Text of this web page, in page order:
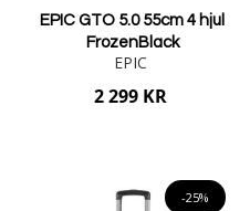
EPIC GTO 5.0 55cm 4 hjul
FrozenBlack
EPIC
2 299 KR
-25%